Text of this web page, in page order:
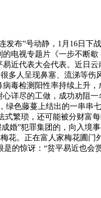
布”号动静，1月16日下
电视专题片《一步不断
近代表大会代表。近日
多人呈现鼻塞、流涕等
毒检测阳性率持续上升
详尽的工做，成功劝阻一
绿色藤蔓上结出的一串串
繁琐，还可能被分财富
婚”犯罪集团的，向入境
花。正在富人家梅花圃门
的惊讶：“贫平易近也会